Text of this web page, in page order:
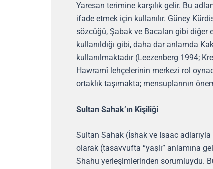
Yaresan terimine karşılık gelir. Bu
ifade etmek için kullanılır. Güney
sözcüğü, Şabak ve Bacalan gibi diğer
kullanıldığı gibi, daha dar anlamda
kullanılmaktadır (Leezenberg 1994;
Hawramî lehçelerinin merkezi rol
ortaklık taşımakta; mensuplarının
Sultan Sahak’ın Kişiliği
Sultan Sahak (İshak ve Isaac
olarak (tasavvufta “yaşlı” anlamına
Shahu yerleşimlerinden sorumluydu.